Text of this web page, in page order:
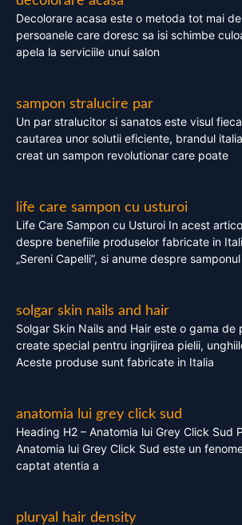
Decolorare acasa este o metoda tot mai
persoanele care doresc sa isi schimbe
apela la serviciile unui salon
sampon stralucire par
Un par stralucitor si sanatos este visul
cautarea unor solutii eficiente, brandul
creat un sampon revolutionar care poate
life care sampon cu usturoi
Life Care Sampon cu Usturoi In acest
despre benefiile produselor fabricate in
„Sereni Capelli”, si anume despre
solgar skin nails and hair
Solgar Skin Nails and Hair este o gama de
create special pentru ingrijirea pielii,
Aceste produse sunt fabricate in Italia
anatomia lui grey click sud
Heading H2 – Anatomia lui Grey Click Sud
Anatomia lui Grey Click Sud este un
captat atentia a
pluryal hair density